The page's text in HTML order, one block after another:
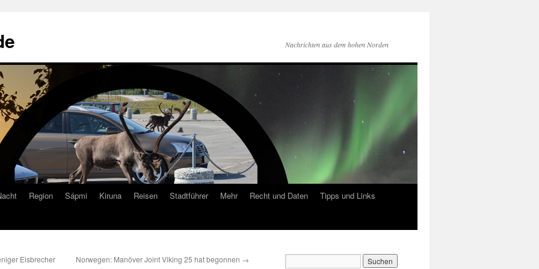
Nachrichten aus dem hohen Norden
Region Sápmi Kiruna Reisen Stadtführer Mehr Recht und Daten
Tipps und Links
Eisbrecher Norwegen: Manöver Joint Viking 25 hat begonnen →